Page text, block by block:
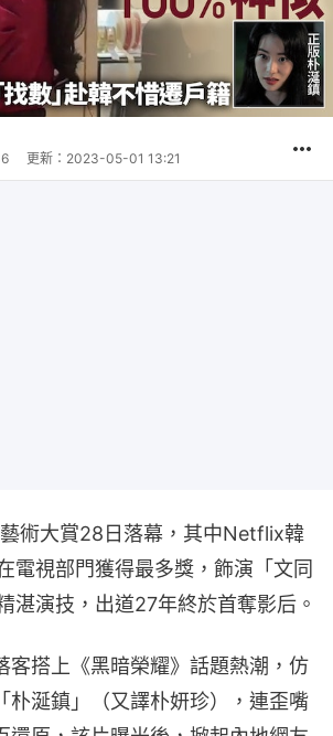
更新： 2023-05-01 13:21
術大賞28日落幕，其中Netflix韓
電視部門獲得最多獎，飾演「文同
湛演技，出道27年終於首奪影后。
客搭上《黑暗榮耀》話題熱潮，仿
朴涎鎮」（又譯朴妍珍），連歪嘴